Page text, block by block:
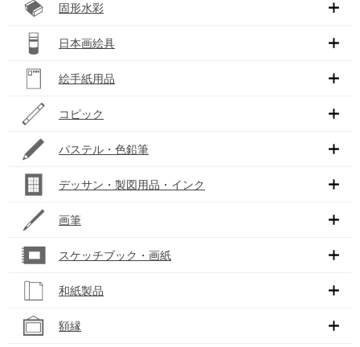
固形水彩
日本画絵具
絵手紙用品
コピック
パステル・色鉛筆
デッサン・製図用品・インク
画筆
スケッチブック・画紙
和紙製品
額縁